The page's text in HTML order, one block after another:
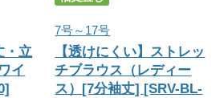
・立
イ
7号～17号
【透けにくい】ストレッ
チブラウス（レディー
ス）[7分袖丈] [SRV-BL-